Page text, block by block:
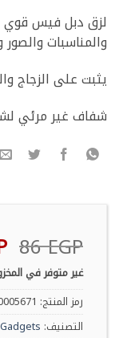
لزق دبل فيس قوي
والمناسبات والصور
يثبت على الزجاج
شفاف غير مرئي
86EGP
غير متوفر في
رمز المنتج:
التصنيف:Gadgets